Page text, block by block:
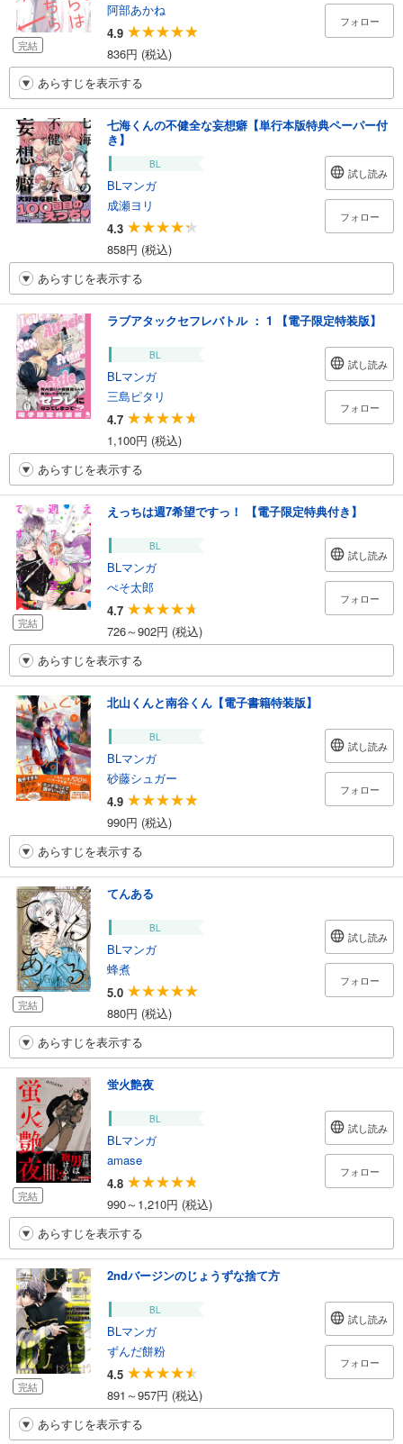
完結
阿部あかね
4.9
836円 (税込)
フォロー
あらすじを表示する
七海くんの不健全な妄想癖【単行本版特典ペーパー付
き】
BL
BLマンガ
成瀬ヨリ
4.3
858円 (税込)
試し読み
フォロー
あらすじを表示する
ラブアタックセフレバトル ： 1 【電子限定特装版】
BL
BLマンガ
三島ピタリ
4.7
1,100円 (税込)
試し読み
フォロー
あらすじを表示する
完結
えっちは週7希望ですっ！ 【電子限定特典付き】
BL
BLマンガ
ぺそ太郎
4.7
726～902円 (税込)
試し読み
フォロー
あらすじを表示する
北山くんと南谷くん【電子書籍特装版】
BL
BLマンガ
砂藤シュガー
4.9
990円 (税込)
試し読み
フォロー
あらすじを表示する
完結
てんある
BL
BLマンガ
蜂煮
5.0
880円 (税込)
試し読み
フォロー
あらすじを表示する
完結
蛍火艶夜
BL
BLマンガ
amase
4.8
990～1,210円 (税込)
試し読み
フォロー
あらすじを表示する
完結
2ndバージンのじょうずな捨て方
BL
BLマンガ
ずんだ餅粉
4.5
891～957円 (税込)
試し読み
フォロー
あらすじを表示する